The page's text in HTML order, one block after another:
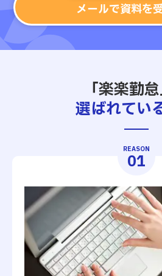
メールで資料を
「楽楽勤
選ばれてい
REASON
01